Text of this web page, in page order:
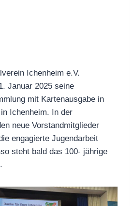
Ichenheim e.V.
Januar 2025 seine
mit Kartenausgabe in
Ichenheim. In der
neue Vorstandmitglieder
engagierte Jugendarbeit
steht bald das 100- jährige